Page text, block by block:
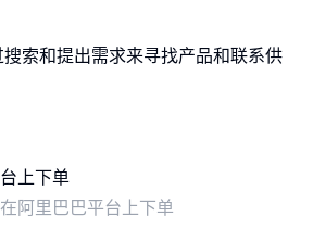
索和提出需求来寻找产品和联系供
阿里巴巴平台上下单